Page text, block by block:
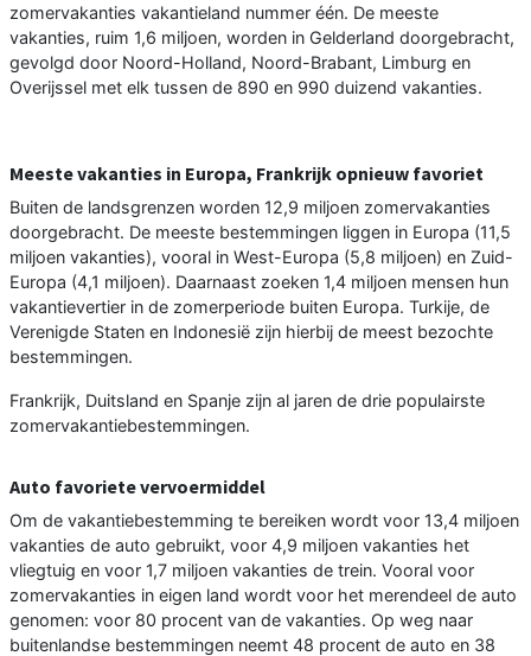
zomervakanties vakantieland nummer één. De meeste
vakanties, ruim 1,6 miljoen, worden in Gelderland doorgebracht,
gevolgd door Noord-Holland, Noord-Brabant, Limburg en
Overijssel met elk tussen de 890 en 990 duizend vakanties.
Meeste vakanties in Europa, Frankrijk opnieuw favoriet
Buiten de landsgrenzen worden 12,9 miljoen zomervakanties
doorgebracht. De meeste bestemmingen liggen in Europa (11,5
miljoen vakanties), vooral in West-Europa (5,8 miljoen) en Zuid-
Europa (4,1 miljoen). Daarnaast zoeken 1,4 miljoen mensen hun
vakantievertier in de zomerperiode buiten Europa. Turkije, de
Verenigde Staten en Indonesië zijn hierbij de meest bezochte
bestemmingen.
Frankrijk, Duitsland en Spanje zijn al jaren de drie populairste
zomervakantiebestemmingen.
Auto favoriete vervoermiddel
Om de vakantiebestemming te bereiken wordt voor 13,4 miljoen
vakanties de auto gebruikt, voor 4,9 miljoen vakanties het
vliegtuig en voor 1,7 miljoen vakanties de trein. Vooral voor
zomervakanties in eigen land wordt voor het merendeel de auto
genomen: voor 80 procent van de vakanties. Op weg naar
buitenlandse bestemmingen neemt 48 procent de auto en 38